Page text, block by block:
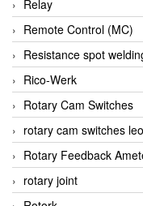
BLAGDON PUMP
Bloom Engineering
Boneng
Bopp & Reuther
Bosch
Boydcorp
BRAUN Vietnam
Relay
Remote Control (MC)
Resistance spot
Rico-Werk
Rotary Cam Switches
rotary cam switches
Rotary Feedback
rotary joint